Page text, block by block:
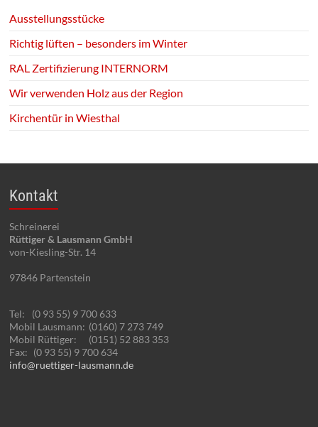
Ausstellungsstücke
Richtig lüften – besonders im Winter
RAL Zertifizierung INTERNORM
Wir verwenden Holz aus der Region
Kirchentür in Wiesthal
Kontakt
Schreinerei
Rüttiger & Lausmann GmbH
von-Kiesling-Str. 14
97846 Partenstein
Tel:
(0 93 55) 9 700 633
Mobil Lausmann: (0160) 7 273 749
Mobil Rüttiger:
(0151) 52 883 353
Fax: (0 93 55) 9 700 634
info@ruettiger-lausmann.de